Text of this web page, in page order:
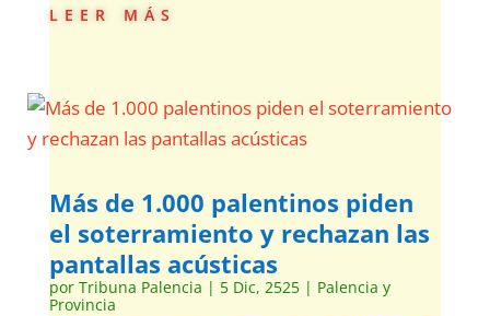
leer más
Más de 1.000 palentinos piden
el soterramiento y rechazan las
pantallas acústicas
por Tribuna Palencia | 5 Dic, 2525| Palencia y
Provincia